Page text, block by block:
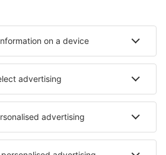
Hoteluri în Gruissan
Hoteluri în Bourg-Saint-Maurice
- orașe
Hoteluri în Sambava